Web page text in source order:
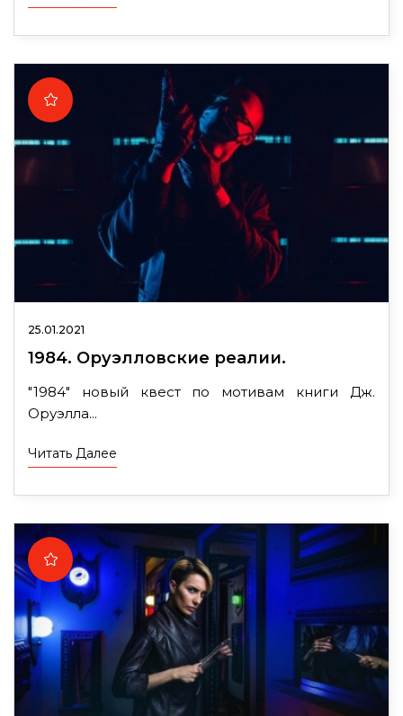
25.01.2021
1984. Оруэлловские реалии.
"1984" новый квест по мотивам книги Дж.
Оруэлла...
Читать Далее